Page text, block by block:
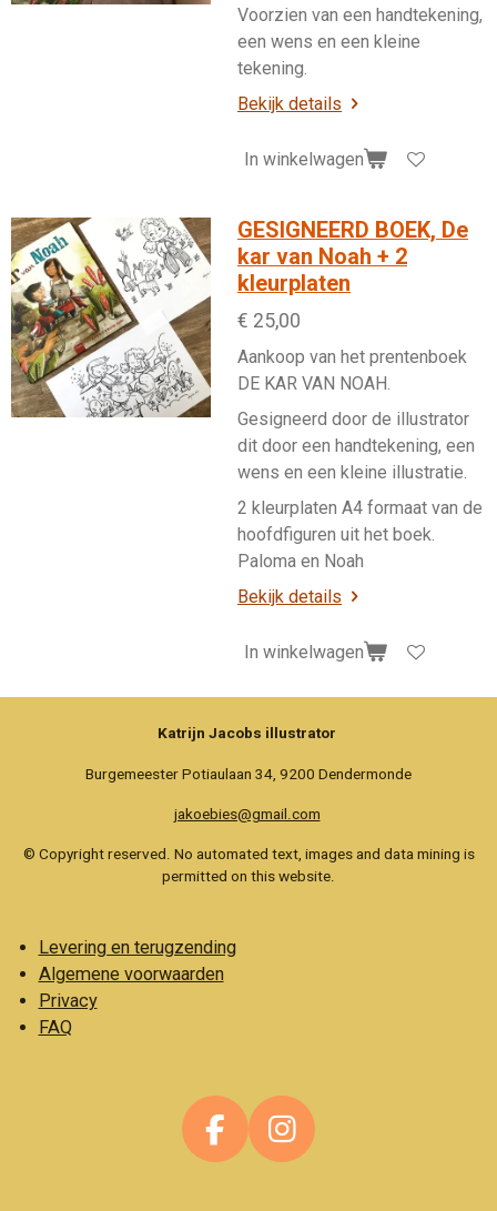
Voorzien van een handtekening,
een wens en een kleine
tekening.
Bekijk details
In winkelwagen
GESIGNEERD BOEK, De
kar van Noah + 2
kleurplaten
€ 25,00
Aankoop van het prentenboek
DE KAR VAN NOAH.
Gesigneerd door de illustrator
dit door een handtekening, een
wens en een kleine illustratie.
2 kleurplaten A4 formaat van de
hoofdfiguren uit het boek.
Paloma en Noah
Bekijk details
In winkelwagen
Katrijn Jacobs illustrator
Burgemeester Potiaulaan 34, 9200 Dendermonde
jakoebies@gmail.com
© Copyright reserved. No automated text, images and data mining is
permitted on this website.
Levering en terugzending
Algemene voorwaarden
Privacy
FAQ
F
I